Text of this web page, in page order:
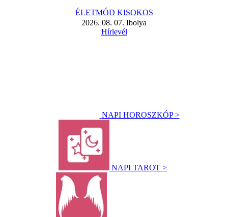
ÉLETMÓD KISOKOS
2026. 08. 07. Ibolya
Hírlevél
NAPI HOROSZKÓP >
NAPI TAROT >